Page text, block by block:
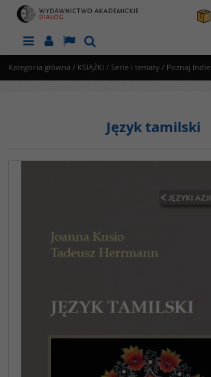
MenuPanelLangSzukaj
Kategoria główna / KSIĄŻKI / Serie i tematy / Poznaj Indie
Język tamilski